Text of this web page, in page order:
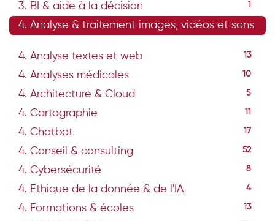
3. BI & aide à la décision 1
4. Analyse & traitement images, vidéos et sons
4. Analyse textes et web 13
4. Analyses médicales 10
4. Architecture & Cloud 5
4. Cartographie
4. Chatbot 17
4. Conseil & consulting 52
4. Cybersécurité 8
4. Ethique de la donnée & de l'IA 4
4. Formations & écoles 13